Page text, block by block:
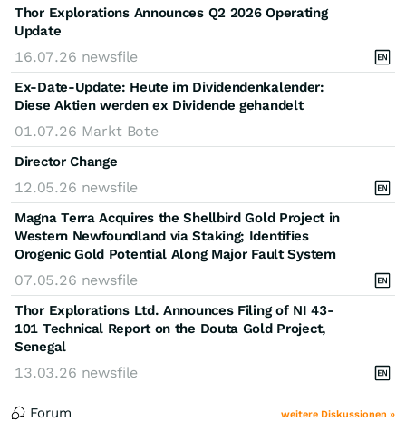
Thor Explorations Announces Q2 2026 Operating
Update
16.07.26 newsfile
Ex-Date-Update: Heute im Dividendenkalender:
Diese Aktien werden ex Dividende gehandelt
01.07.26 Markt Bote
Director Change
12.05.26 newsfile
Magna Terra Acquires the Shellbird Gold Project in
Western Newfoundland via Staking; Identifies
Orogenic Gold Potential Along Major Fault System
07.05.26 newsfile
Thor Explorations Ltd. Announces Filing of NI 43-
101 Technical Report on the Douta Gold Project,
Senegal
13.03.26 newsfile
Forum weitere Diskussionen »